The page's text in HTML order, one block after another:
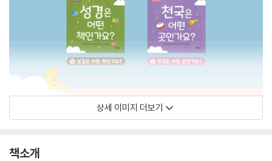
상세 이미지 더보기
책소개